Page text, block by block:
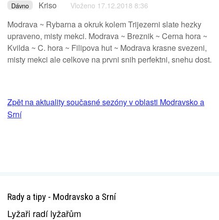
Dávno Kriso Vloženo 17.12.2018 8:36
Modrava ~ Rybarna a okruk kolem Trijezerni slate hezky
upraveno, misty mekci. Modrava ~ Breznik ~ Cerna hora ~
Kvilda ~ C. hora ~ Filipova hut ~ Modrava krasne svezeni,
misty mekci ale celkove na prvni snih perfektni, snehu dost.
Zpět na aktuality současné sezóny v oblasti Modravsko a
Srní
Rady a tipy - Modravsko a Srní
Lyžaři radí lyžařům